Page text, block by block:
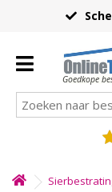
Goedkope